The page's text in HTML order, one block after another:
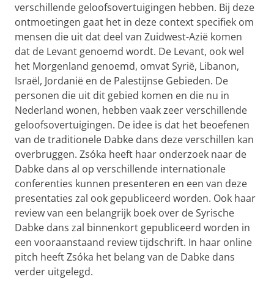
verschillende geloofsovertuigingen hebben. Bij deze
ontmoetingen gaat het in deze context specifiek om
mensen die uit dat deel van Zuidwest-Azië komen
dat de Levant genoemd wordt. De Levant, ook wel
het Morgenland genoemd, omvat Syrië, Libanon,
Israël, Jordanië en de Palestijnse Gebieden. De
personen die uit dit gebied komen en die nu in
Nederland wonen, hebben vaak zeer verschillende
geloofsovertuigingen. De idee is dat het beoefenen
van de traditionele Dabke dans deze verschillen kan
overbruggen. Zsóka heeft haar onderzoek naar de
Dabke dans al op verschillende internationale
conferenties kunnen presenteren en een van deze
presentaties zal ook gepubliceerd worden. Ook haar
review van een belangrijk boek over de Syrische
Dabke dans zal binnenkort gepubliceerd worden in
een vooraanstaand review tijdschrift. In haar online
pitch heeft Zsóka het belang van de Dabke dans
verder uitgelegd.